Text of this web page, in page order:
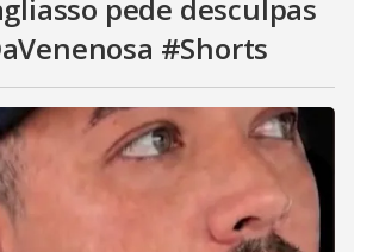
pede desculpas
#Shorts